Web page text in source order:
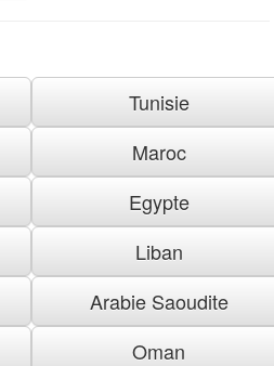
Tunisie
Maroc
Egypte
Liban
Arabie Saoudite
Oman